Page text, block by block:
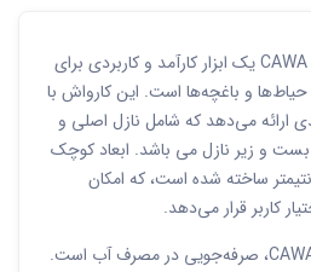
کارواش حرفه ای خانگی مدل CAWA یک ابزار کارآمد و کاربردی برای
حیاط‌ها و باغچه‌ها است. این کارواش با
ارائه می‌دهد که شامل نازل اصلی و
و زیر نازل می باشد. ابعاد کوچک
اندازه‌های 2.5 در 15 سانتیمتر ساخته شده است، که امکان
کاربر قرار می‌دهد.
یکی از مزایای اصلی کارواش CAWA، صرفه‌جویی در مصرف آب است.